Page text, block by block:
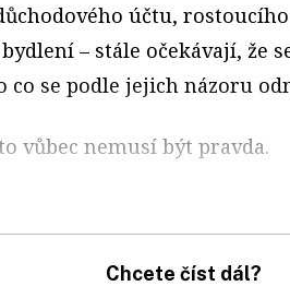
účtu,
– stále očekávají, že
co se podle jejich názoru
vůbec nemusí být pravda.
Chcete číst dál?